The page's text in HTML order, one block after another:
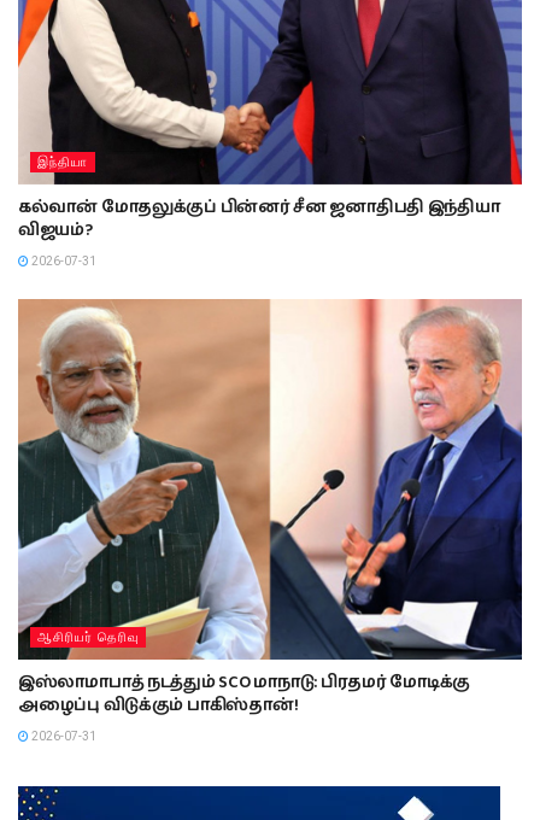
இந்தியா
கல்வான் மோதலுக்குப் பின்னர் சீன ஜனாதிபதி இந்தியா
விஜயம்?
2026-07-31
ஆசிரியர் தெரிவு
இஸ்லாமாபாத் நடத்தும் SCO மாநாடு: பிரதமர் மோடிக்கு
அழைப்பு விடுக்கும் பாகிஸ்தான்!
2026-07-31